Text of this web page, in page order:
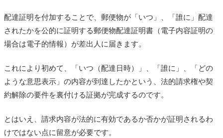
配達証明を付加することで、郵便物が「いつ」、「誰に」配達
されたかを公的に証明する郵便物配達証明書（電子内容証明の
場合は電子的情報）が差出人に届きます。
これにより初めて、「いつ（配達日時）」、「誰に」、「どの
ような意思表示」の内容が到達したかという、法的請求権や契
約解除の要件を裏付ける証拠が完成するのです。
とはいえ、請求内容が法的に有効であるか否かが証明されるわ
けではない点に留意が必要です。